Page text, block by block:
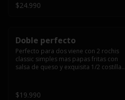
$24.990
Doble perfecto
Perfecto para dos viene con 2 rochis
classic simples mas papas fritas con
salsa de queso y exquisita 1/2 costilla
$19.990